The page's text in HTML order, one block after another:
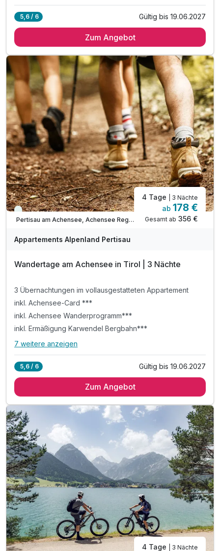
Appartement Premium
inkl. Achensee-Card ***
inkl. Ermäßigung Karwendel Bergbahn***
inkl. Nutzung Langlaufloipen WINTER***
inkl. digitale Gästemappe: Infos zur Region
inkl. Achensee Wanderprogramm SOMMER***
inkl. Ermäßigung Achenseeschifffahrt SOMMER***
Tipp: Brötchenservice auf Bestellung
Tipp: Achensee wenige Minuten zu Fuß erreichbar
ACHTUNG: Endreinigung & OT nicht inkludiert**
ACHTUNG: Aufpreis 3te & 4te Person*
5,6 / 6 Gültig bis 19.06.2027
Zum Angebot
Viele Termine frei
Pertisau am Achensee, Achensee Region
4 Tage | 3 Nächte
ab 178 €
Gesamt ab 356 €
Appartements Alpenland Pertisau
Wandertage am Achensee in Tirol | 3 Nächte
3 Übernachtungen im vollausgestatteten Appartement
inkl. Achensee-Card ***
inkl. Achensee Wanderprogramm***
inkl. Ermäßigung Karwendel Bergbahn***
Alle Inklusivleistungen
inkl. Achensee-Card ***
inkl. Ermäßigung Karwendel Bergbahn***
inkl. Nutzung Regio Busse***
Tipp: Brötchenservice auf Bestellung
Tipp: Wanderparadies Rofan
Tipp: Wandern am Zwölferkopf
Tipp: Direkt am Karwendel-Naturschutzgebiet
ACHTUNG: Endreinigung & OT nicht inkludiert**
ACHTUNG: Aufpreis 3te & 4te Person*
7 weitere anzeigen
5,6 / 6 Gültig bis 19.06.2027
Zum Angebot
4 Tage | 3 Nächte